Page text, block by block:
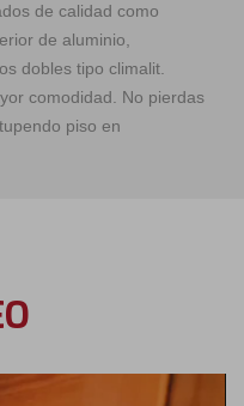
de calidad como
de aluminio,
dobles tipo climalit.
comodidad. No pierdas
piso en